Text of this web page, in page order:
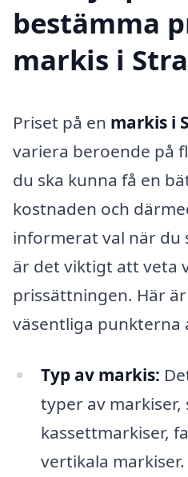
bestämma
markis i
Priset på en markis i
variera beroende på
du ska kunna få en
kostnaden och
informerat val när du
är det viktigt att veta
prissättningen. Här
väsentliga punkterna
Typ av markis:
typer av markiser,
kassettmarkiser,
vertikala